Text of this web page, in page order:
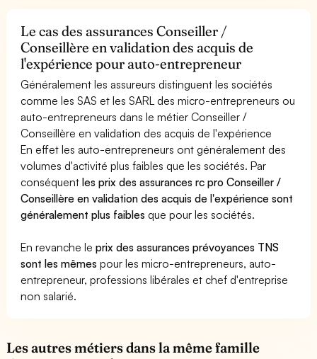
Le cas des assurances Conseiller /
Conseillère en validation des acquis de
l'expérience pour auto-entrepreneur
Généralement les assureurs distinguent les sociétés
comme les SAS et les SARL des micro-entrepreneurs ou
auto-entrepreneurs dans le métier Conseiller /
Conseillère en validation des acquis de l'expérience
En effet les auto-entrepreneurs ont généralement des
volumes d'activité plus faibles que les sociétés. Par
conséquentles prix des assurances rc pro Conseiller /
Conseillère en validation des acquis de l'expérience sont
généralement plus faibles que pour les sociétés.
En revanche leprix des assurances prévoyances TNS
sont les mêmes pour les micro-entrepreneurs, auto-
entrepreneur, professions libérales et chef d'entreprise
non salarié.
Les autres métiers dans la même famille